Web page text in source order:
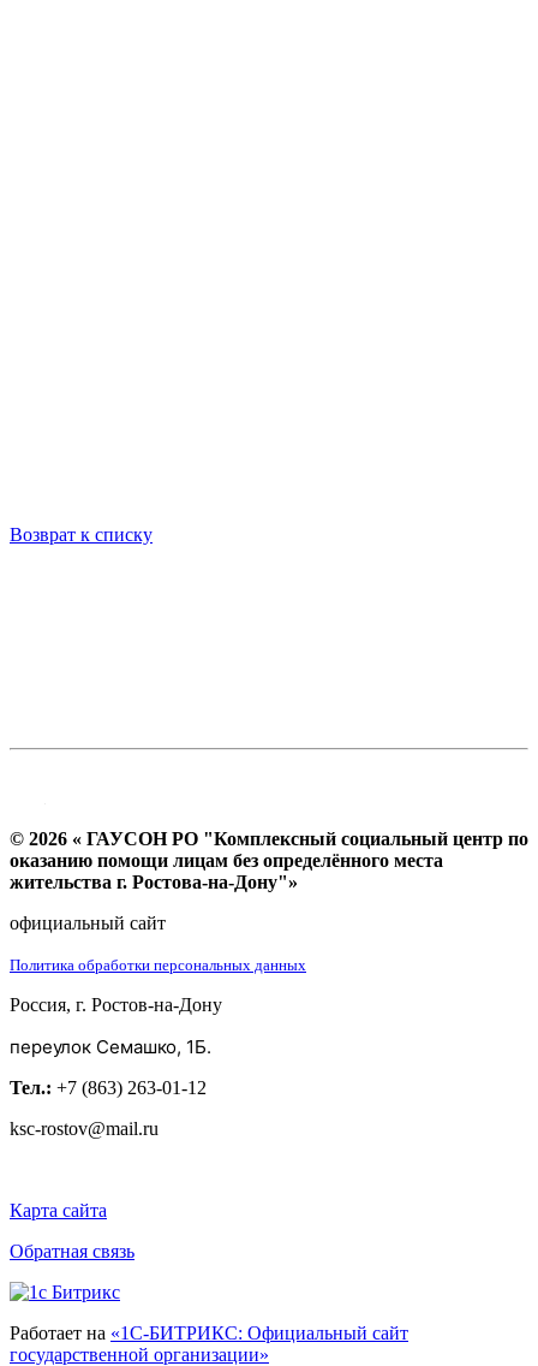
Возврат к списку
© 2026 « ГАУСОН РО "Комплексный социальный центр по
оказанию помощи лицам без определённого места
жительства г. Ростова-на-Дону"»
официальный сайт
Политика обработки персональных данных
Россия, г. Ростов-на-Дону
переулок Семашко, 1Б.
Тел.: +7 (863) 263-01-12
ksc-rostov@mail.ru
Карта сайта
Обратная связь
Работает на «1С-БИТРИКС: Официальный сайт
государственной организации»